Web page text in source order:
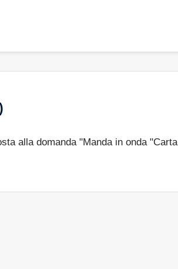
alla domanda "Manda in onda "Carta